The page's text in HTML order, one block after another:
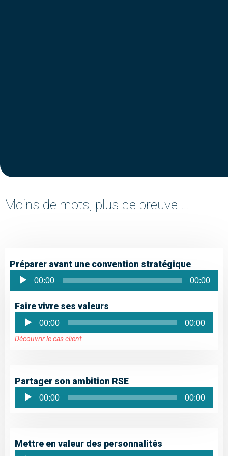
Moins de mots, plus de preuve …
Préparer avant une convention stratégique
Lecteur
audio
00:00 00:00
Faire vivre ses valeurs
Lecteur
audio
00:00 00:00
Découvrir le cas client
Partager son ambition RSE
Lecteur
audio
00:00 00:00
Mettre en valeur des personnalités